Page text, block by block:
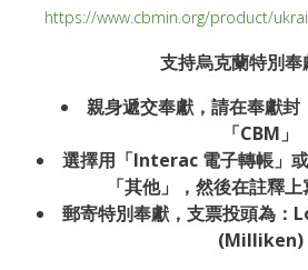
https://www.cbmin.org/product/
支持烏克蘭特別奉
親身遞交奉獻，請在奉獻封
「CBM」
選擇用「Interac 電子轉帳」
「其他」，然後在註釋上
郵寄特別奉獻，支票投頭為
(Milliken)